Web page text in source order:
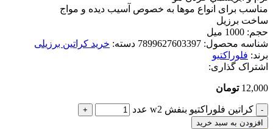
مناسب برای انواع موها به خصوص آسیب دیده و مواج
ساخت برزیل
حجم: 1000 میل
شناسه محصول: 7899627603397 دسته: خرید کراتین برزیلی
برند: فلوراکتیو
اشتراک گذاری:
12,000 تومان
کراتین فلوراکتیو بنفش w2 عدد
افزودن به سبد خرید